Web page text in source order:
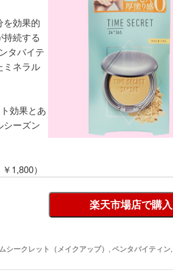
を効果的
続する
タバイテ
ミネラル
効果とあ
シーズン
1,800）
楽天市場店で購入
シークレット（メイクアップ） ,ペンタバイティン,